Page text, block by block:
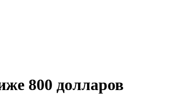
800 долларов